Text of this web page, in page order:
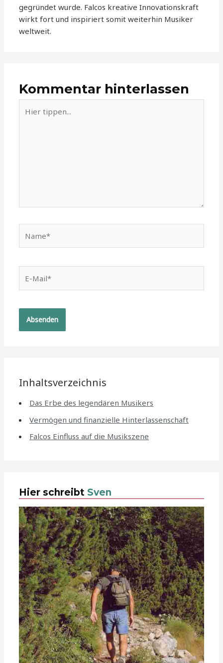
gegründet wurde. Falcos kreative Innovationskraft
wirkt fort und inspiriert somit weiterhin Musiker
weltweit.
Kommentar hinterlassen
tippen...
Mail*
Inhaltsverzeichnis
Das Erbe des legendären Musikers
Vermögen und finanzielle Hinterlassenschaft
Falcos Einfluss auf die Musikszene
Hier schreibt Sven